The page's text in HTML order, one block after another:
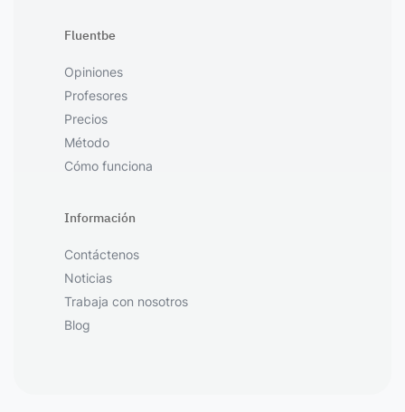
Fluentbe
Opiniones
Profesores
Precios
Método
Cómo funciona
Información
Contáctenos
Noticias
Trabaja con nosotros
Blog